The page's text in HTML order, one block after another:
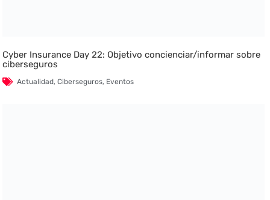
Cyber Insurance Day 22: Objetivo concienciar/informar sobre
ciberseguros
Actualidad,Ciberseguros, Eventos